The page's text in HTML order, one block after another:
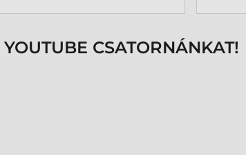
Minden rendben és
üzemelte be a nyomtatót
kapcsolódó szoftvert. Pár
CSATORNÁNKAT!